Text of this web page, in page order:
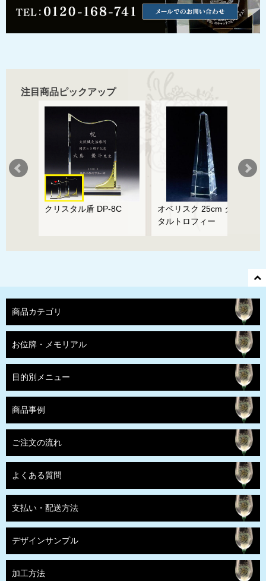
注目商品ピックアップ
クリスタル盾 DP-8C
オベリスク 25cm クリス
タルトロフィー
商品カテゴリ
お位牌・メモリアル
目的別メニュー
商品事例
ご注文の流れ
よくある質問
支払い・配送方法
デザインサンプル
加工方法